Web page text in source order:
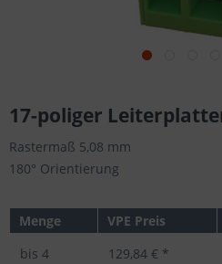
17-poliger
Rastermaß 5,08 mm
180° Orientierung
Menge VPE Preis
bis 4 129,84 € *